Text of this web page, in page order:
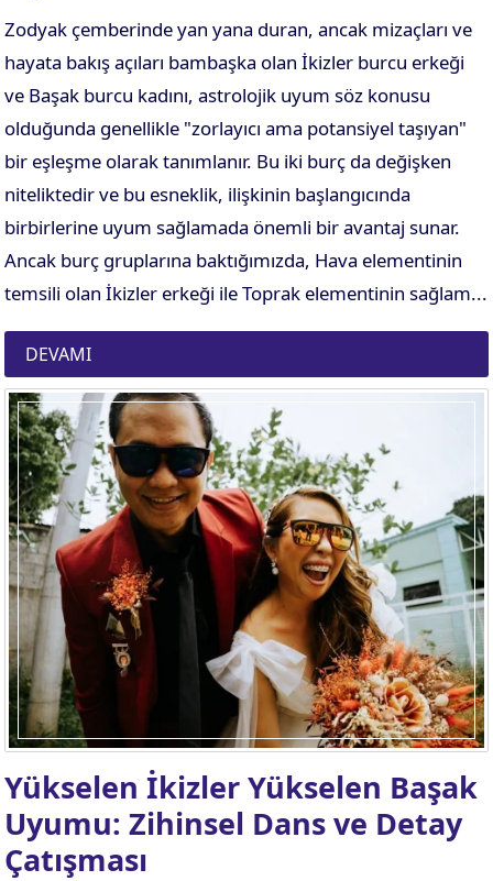
Zodyak çemberinde yan yana duran, ancak mizaçları ve
hayata bakış açıları bambaşka olan İkizler burcu erkeği
ve Başak burcu kadını, astrolojik uyum söz konusu
olduğunda genellikle "zorlayıcı ama potansiyel taşıyan"
bir eşleşme olarak tanımlanır. Bu iki burç da değişken
niteliktedir ve bu esneklik, ilişkinin başlangıcında
birbirlerine uyum sağlamada önemli bir avantaj sunar.
Ancak burç gruplarına baktığımızda, Hava elementinin
temsili olan İkizler erkeği ile Toprak elementinin sağlam...
DEVAMI
Yükselen İkizler Yükselen Başak
Uyumu: Zihinsel Dans ve Detay
Çatışması